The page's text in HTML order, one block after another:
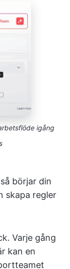
igång
börjar din
skapa regler
Varje gång
kan en